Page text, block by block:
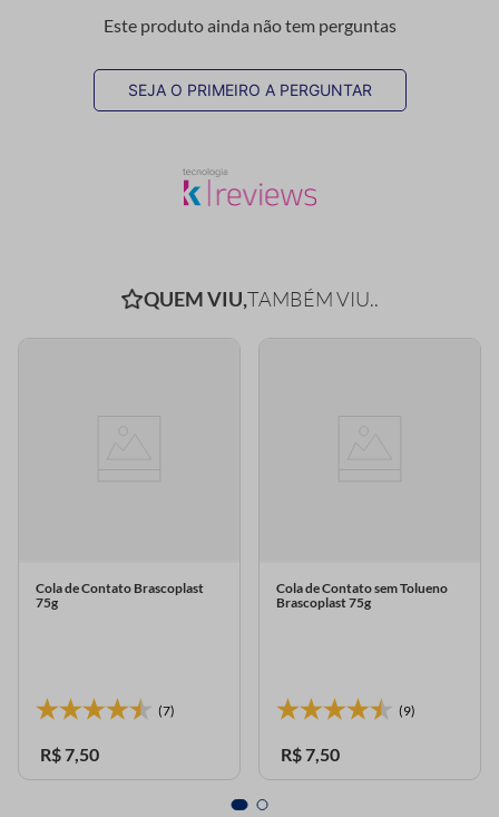
Este produto ainda não tem perguntas
SEJA O PRIMEIRO A PERGUNTAR
QUEM VIU,TAMBÉM VIU..
Cola de Contato Brascoplast
75g
(7)
R$7,50
Cola de Contato sem Tolueno
Brascoplast 75g
(9)
R$7,50